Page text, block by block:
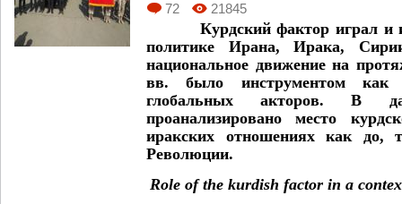
72 21845
Курдский фактор играл и
политике Ирана, Ирака,
национальное движение на
вв. было инструментом как
глобальных акторов. В
проанализировано место
иракских отношениях как до,
Революции.
Role of the kurdish factor in a